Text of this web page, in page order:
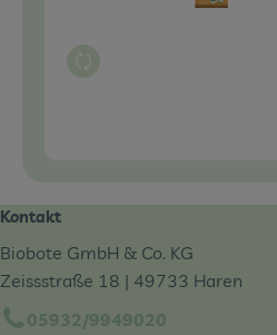
Auswahl ändern
Kontakt
Biobote GmbH & Co. KG
Zeissstraße 18 | 49733 Haren
05932/9949020